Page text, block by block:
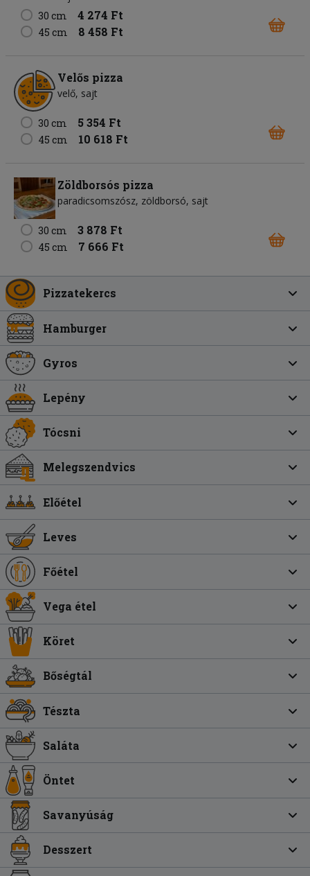
30 cm
4 274 Ft
45 cm 8 458 Ft
Velős pizza
velő sajt
30 cm 5 354 Ft
45 cm 10 618 Ft
Zöldborsós pizza
paradicsomszósz zöldborsó sajt
30 cm 3 878 Ft
45 cm 7 666 Ft
Pizzatekercs
Hamburger
Gyros
Lepény
Tócsni
Melegszendvics
Előétel
Leves
Főétel
Vega étel
Köret
Bőségtál
Tészta
Saláta
Öntet
Savanyúság
Desszert